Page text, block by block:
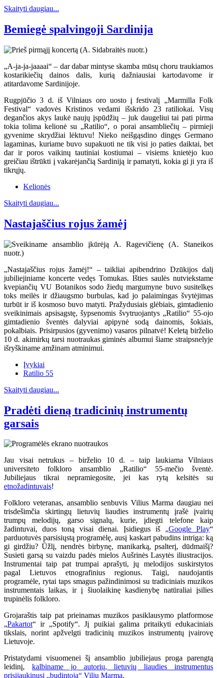
Skaityti daugiau...
Bemiegė spalvingoji Sardinija
„A-ja-ja-jaaaai“ – dar dabar mintyse skamba mūsų choru traukiamos
kostarikiečių dainos dalis, kurią dažniausiai kartodavome ir
atitardavome Sardinijoje.
Rugpjūčio 3 d. iš Vilniaus oro uosto į festivalį „Marmilla Folk
Festival“ vadovės Kristinos vedami išskrido 23 ratiliokai. Visų
degančios akys laukė naujų įspūdžių – juk daugeliui tai pati pirma
tokia tolima kelionė su „Ratilio“, o porai ansambliečių – pirmieji
gyvenime skrydžiai lėktuvu! Nieko neišgąsdino dingęs Germano
lagaminas, kuriame buvo supakuoti ne tik visi jo paties daiktai, bet
dar ir poros vaikinų tautiniai kostiumai – visiems knietėjo kuo
greičiau ištrūkti į vakarėjančią Sardiniją ir pamatyti, kokia gi ji yra iš
tikrųjų.
Kelionės
Skaityti daugiau...
Nastajaščius rojus žamėj
„Nastajaščius rojus žamėj!“ – taikliai apibendrino Dzūkijos dalį
jubiliejiniame koncerte vedęs Tomukas. Išties saulės nutviekstame
kvepiančių VU Botanikos sodo žiedų margumyne buvo susitelkęs
toks meilės ir džiaugsmo burbulas, kad jo palaimingas švytėjimas
turbūt ir iš kosmoso buvo matyti. Pražydusiais glėbiais, gimtadienio
sveikinimais apsisagstę, šypsenomis švytruojantys „Ratilio“ 55-ojo
gimtadienio šventės dalyviai apipynė sodą dainomis, šokiais,
pokalbiais. Prisirpusios (gyvenimo) vasaros pilnatvė! Keletą birželio
10 d. akimirkų tarsi nuotraukas giminės albumui šiame straipsnelyje
išryškiname amžinam atminimui.
Įvykiai
Ratilio 55
Skaityti daugiau...
Pradėti dieną tradicinių instrumentų
garsais
Jau visai netrukus – birželio 10 d. – taip laukiama Vilniaus
universiteto folkloro ansamblio „Ratilio“ 55-mečio šventė.
Jubiliejaus tikrai nepramiegosite, jei kas rytą kelsitės su
etnožadintuvais!
Folkloro veteranas, ansamblio senbuvis Vilius Marma daugiau nei
trisdešimčia skirtingų lietuvių liaudies instrumentų įrašė įvairių
trumpų melodijų, garso signalų, kurie, įdiegti telefone kaip
žadintuvai, duos toną visai dienai. Įsidiegus iš „Google Play“
parduotuvės parsisiųstą programėlę, ausį kaskart pabudins intriga: ką
gi girdžiu? Ūžlį, nendrės birbynę, manikarką, psalterį, dūdmaišį?
Susieti garsą su vaizdu padės mielos Aušrinės Lasytės iliustracijos.
Instrumentai taip pat trumpai aprašyti, jų melodijos suskirstytos
pagal Lietuvos etnografinius regionus. Taigi, naudojantis
programėle, rytai taps smagus pažindinimosi su tradiciniais muzikos
instrumentais laikas, ir į šiuolaikinę kasdienybę natūraliai įsilies
trupinėlis folkloro.
Grojaraštis taip pat prieinamas muzikos pasiklausymo platformose
„Pakartot“ ir „Spotify“. Jį puikiai galima pritaikyti edukaciniais
tikslais, norint apžvelgti tradicinių muzikos instrumentų įvairovę
Lietuvoje.
Pristatydami visuomenei šį ansamblio jubiliejaus proga parengtą
leidinį, kalbiname jo autorių, lietuvių liaudies instrumentus
prisijaukinusį „budintoją“ Vilių Marmą.